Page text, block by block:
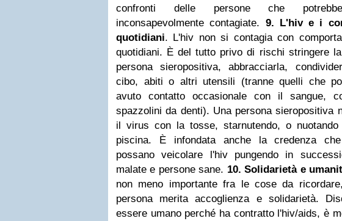
confronti delle persone che
inconsapevolmente contagiate. 9. L'hiv e i
quotidiani. L'hiv non si contagia con
quotidiani. È del tutto privo di rischi stringere
persona sieropositiva, abbracciarla,
cibo, abiti o altri utensili (tranne quelli che
avuto contatto occasionale con il sangue,
spazzolini da denti). Una persona sieropositiva
il virus con la tosse, starnutendo, o
piscina. È infondata anche la credenza
possano veicolare l'hiv pungendo in
malate e persone sane. 10. Solidarietà e
non meno importante fra le cose da
persona merita accoglienza e solidarietà.
essere umano perché ha contratto l'hiv/aids, è